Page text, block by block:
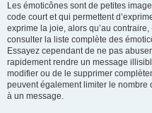
Les émoticônes sont de petites
code court et qui permettent
exprime la joie, alors qu’au
consulter la liste complète des
Essayez cependant de ne pas
rapidement rendre un message
modifier ou de le supprimer
peuvent également limiter le nombre
à un message.